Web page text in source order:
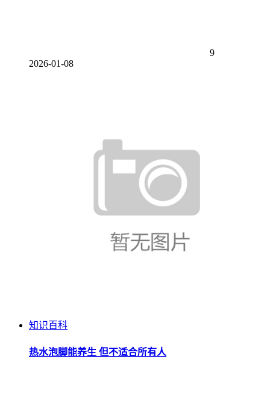
9
2026-01-08
知识百科
热水泡脚能养生 但不适合所有人